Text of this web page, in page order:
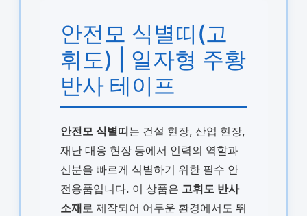
안전모 식별띠(고
휘도) | 일자형 주황
반사 테이프
안전모 식별띠는 건설 현장, 산업 현장,
재난 대응 현장 등에서 인력의 역할과
신분을 빠르게 식별하기 위한 필수 안
전용품입니다. 이 상품은 고휘도 반사
소재 로 제작되어 어두운 환경에서도 뛰